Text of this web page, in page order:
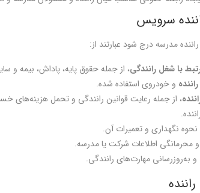
سرویس
مدرسه درج شود عبارتند از:
با شغل رانندگی، از جمله حقوق پایه، پاداش‌، بیمه‌ و
و خودروی استفاده شده.
، از جمله رعایت قوانین رانندگی و تحمل هزینه‌های
نحوه نگهداری و تعمیرات آن.
و محرمانگی اطلاعات شرکت یا مدرسه.
و به‌روزرسانی مهارت‌های رانندگی.